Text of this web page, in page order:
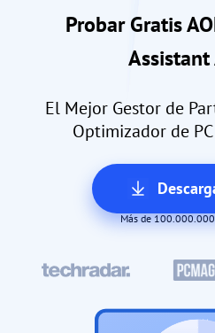
Probar Gratis
Assistant
El Mejor Gestor de
Optimizador de
Más de